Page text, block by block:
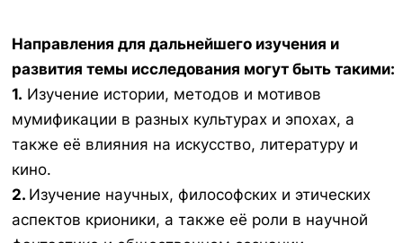
Направления для дальнейшего изучения и
развития темы исследования могут быть такими:
1. Изучение истории, методов и мотивов
мумификации в разных культурах и эпохах, а
также её влияния на искусство, литературу и
кино.
2. Изучение научных, философских и этических
аспектов крионики, а также её роли в научной